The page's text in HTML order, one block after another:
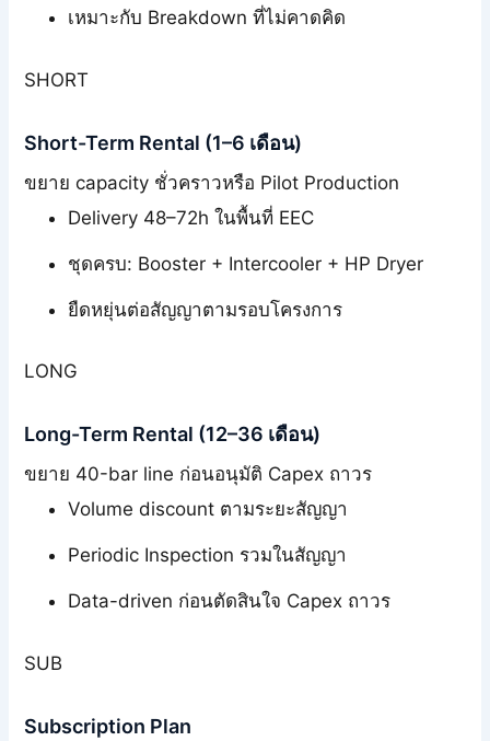
เหมาะกับ Breakdown ที่ไม่คาดคิด
SHORT
Short-Term Rental (1–6 เดือน)
ขยาย capacity ชั่วคราวหรือ Pilot Production
Delivery 48–72h ในพื้นที่ EEC
ชุดครบ: Booster + Intercooler + HP Dryer
ยืดหยุ่นต่อสัญญาตามรอบโครงการ
LONG
Long-Term Rental (12–36 เดือน)
ขยาย 40-bar line ก่อนอนุมัติ Capex ถาวร
Volume discount ตามระยะสัญญา
Periodic Inspection รวมในสัญญา
Data-driven ก่อนตัดสินใจ Capex ถาวร
SUB
Subscription Plan